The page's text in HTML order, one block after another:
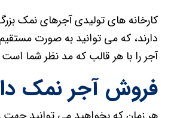
کارخانه های تولیدی آجرهای نمک
دارند، که می توانید به صورت
آجر را با هر قالب که مد نظر شما است
فروش آجر نمک